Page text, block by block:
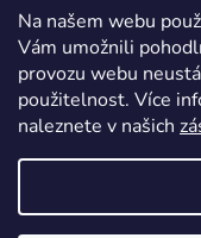
Na našem webu
Vám umožnili
provozu webu
použitelnost. Více
naleznete v našich
info@
+420 721